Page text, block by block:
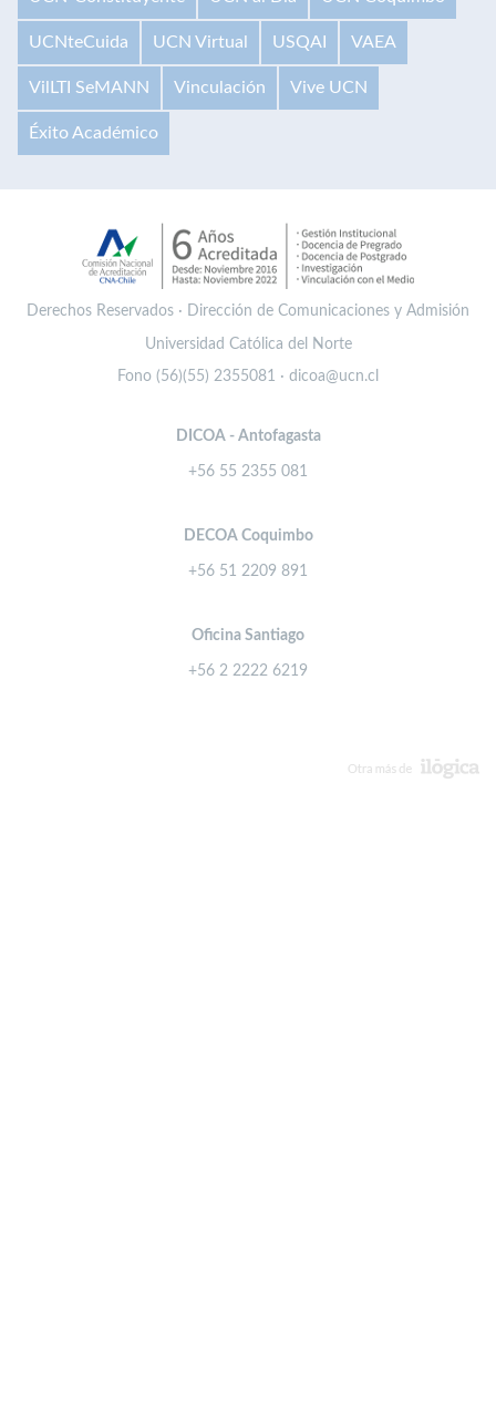
UCNteCuida UCN Virtual USQAI VAEA
VilLTI SeMANN Vinculación Vive UCN
Éxito Académico
Derechos Reservados · Dirección de Comunicaciones y Admisión
Universidad Católica del Norte
Fono (56)(55) 2355081 · dicoa@ucn.cl
DICOA - Antofagasta
+56 55 2355 081
DECOA Coquimbo
+56 51 2209 891
Oficina Santiago
+56 2 2222 6219